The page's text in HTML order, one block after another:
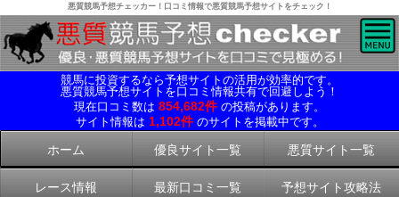
悪質競馬予想チェッカー！口コミ情報で悪質競馬予想サイトをチェック！
競馬に投資するなら予想サイトの活用が効率的です。
悪質競馬予想サイトを口コミ情報共有で回避しよう！
現在口コミ数は 854,682件 の投稿があります。
サイト情報は 1,102件 のサイトを掲載中です。
ホーム 優良サイト一覧 悪質サイト一覧
レース情報 最新口コミ一覧 予想サイト攻略法